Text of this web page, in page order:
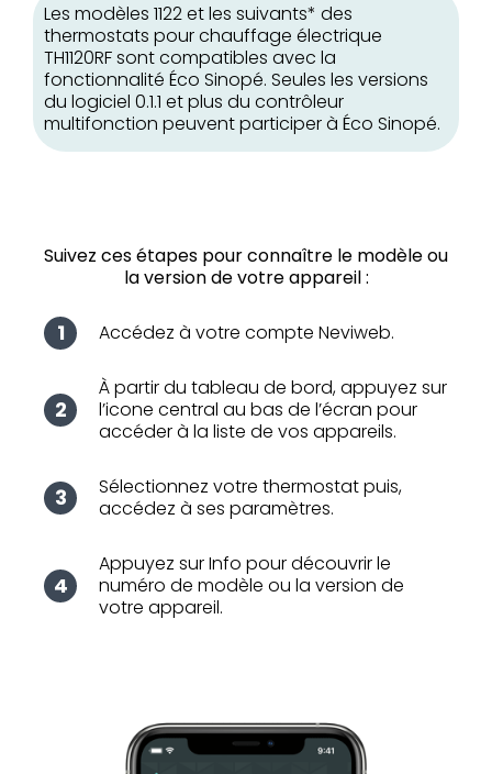
Les modèles 1122 et les suivants* des
thermostats pour chauffage électrique
TH1120RF sont compatibles avec la
fonctionnalité Éco Sinopé. Seules les versions
du logiciel 0.1.1 et plus du contrôleur
multifonction peuvent participer à Éco Sinopé.
Suivez ces étapes pour connaître le modèle ou
la version de votre appareil :
Accédez à votre compte Neviweb.
À partir du tableau de bord, appuyez sur
l’icone central au bas de l’écran pour
accéder à la liste de vos appareils.
Sélectionnez votre thermostat puis,
accédez à ses paramètres.
Appuyez sur Info pour découvrir le
numéro de modèle ou la version de
votre appareil.